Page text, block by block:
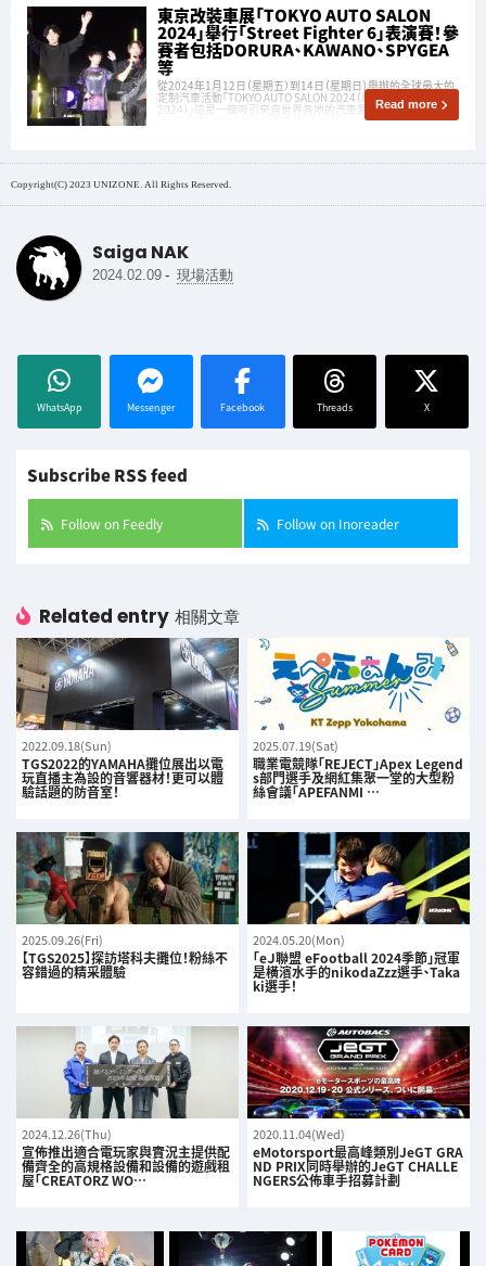
東京改裝車展「TOKYO AUTO SALON
2024」舉行「Street Fighter 6」表演賽！參
賽者包括DORURA、KAWANO、SPYGEA
等
從2024年1月12日（星期五）到14日（星期日）舉辦的全球最大的
定制汽車活動「TOKYO AUTO SALON 2024（以下簡稱東京車展
2024）」這是一個吸引來自世界各地的汽車愛好者的大型汽車活
動，近年來也引起了虛擬賽車遊戲，包括Gran Turismo在內的關
Read more
Copyright(C) 2023 UNIZONE. All Rights Reserved.
Saiga NAK
2024.02.09 - 現場活動
WhatsApp Messenger Facebook Threads X
Subscribe RSS feed
Follow on Feedly Follow on Inoreader
Related entry 相關文章
2022.09.18(Sun)
TGS2022的YAMAHA攤位展出以電
玩直播主為設的音響器材！更可以體
驗話題的防音室！
2025.07.19(Sat)
職業電競隊「REJECT」Apex Legend
s部門選手及網紅集聚一堂的大型粉
絲會議「APEFANMI …
2025.09.26(Fri)
【TGS2025】探訪塔科夫攤位！粉絲不
容錯過的精采體驗
2024.05.20(Mon)
「eＪ聯盟 eFootball 2024季節」冠軍
是橫濱水手的nikodaZzz選手、Taka
ki選手！
2024.12.26(Thu)
宣佈推出適合電玩家與實況主提供配
備齊全的高規格設備和設備的遊戲租
屋「CREATORZ WO…
2020.11.04(Wed)
eMotorsport最高峰類別JeGT GRA
ND PRIX同時舉辦的JeGT CHALLE
NGERS公佈車手招募計劃